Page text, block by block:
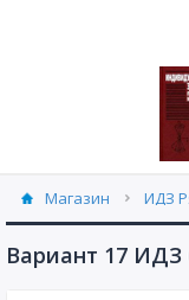
Магазин ИДЗ
Вариант 17 ИДЗ